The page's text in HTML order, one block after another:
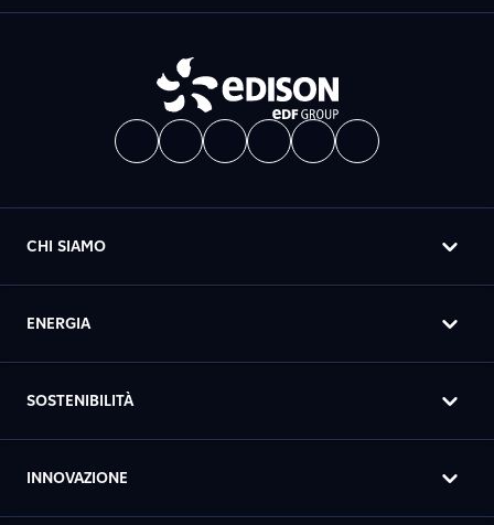
CHI SIAMO
ENERGIA
SOSTENIBILITÀ
INNOVAZIONE